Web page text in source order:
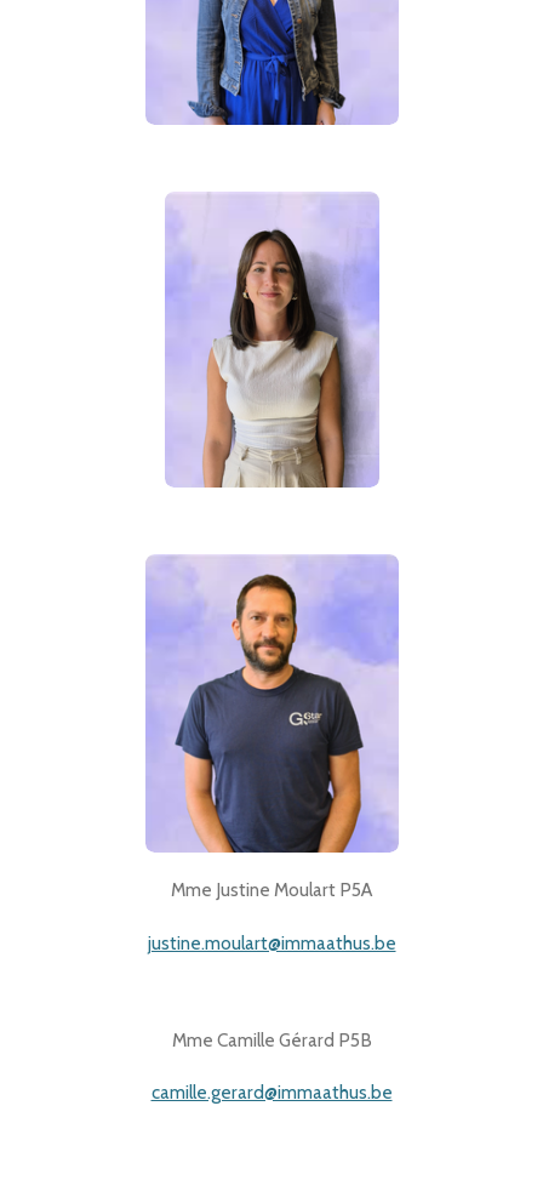
Mme Justine Moulart P5A
justine.moulart@immaathus.be
Mme Camille Gérard P5B
camille.gerard@immaathus.be